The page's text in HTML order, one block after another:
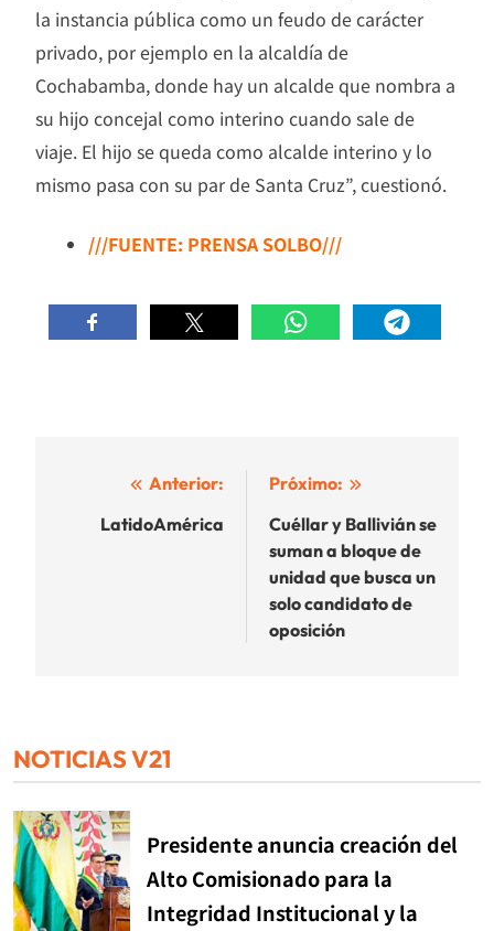
la instancia pública como un feudo de carácter
privado, por ejemplo en la alcaldía de
Cochabamba, donde hay un alcalde que nombra a
su hijo concejal como interino cuando sale de
viaje. El hijo se queda como alcalde interino y lo
mismo pasa con su par de Santa Cruz”, cuestionó.
///FUENTE: PRENSA SOLBO///
Navegación
Anterior:
LatidoAmérica
Próximo:
Cuéllar y Ballivián se
suman a bloque de
unidad que busca un
solo candidato de
oposición
NOTICIAS V21
Presidente anuncia creación del
Alto Comisionado para la
Integridad Institucional y la